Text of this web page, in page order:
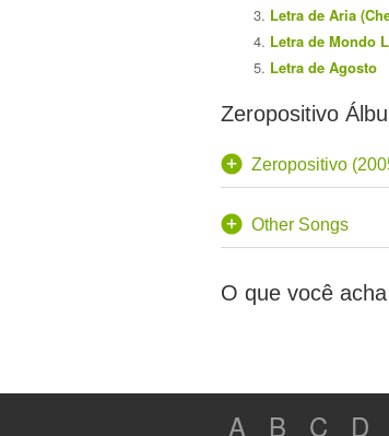
Letra de Aria
Letra de Mondo
Letra de Agosto
Zeropositivo
Zeropositivo
Other Songs
O que você
A B C D